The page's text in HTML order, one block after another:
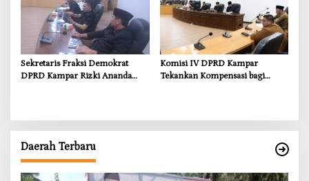
Sekretaris Fraksi Demokrat
DPRD Kampar Rizki Ananda
Komisi IV DPRD Kampar
Tekankan Kompensasi bagi
Daerah Terbaru